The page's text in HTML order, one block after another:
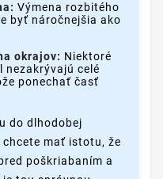
Výmena rozbitého
byť náročnejšia ako
okrajov: Niektoré
nezakrývajú celé
ponechať časť
do dlhodobej
mať istotu, že
poškriabaním a